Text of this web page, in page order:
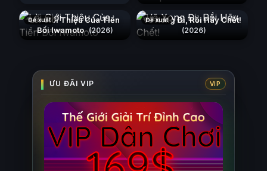
Đề xuất
Lời Giới Thiệu Của Tiền
Bối Iwamoto (2026)
Đề xuất
Vẽ Xong Đi, Rồi Hãy Chết!
(2026)